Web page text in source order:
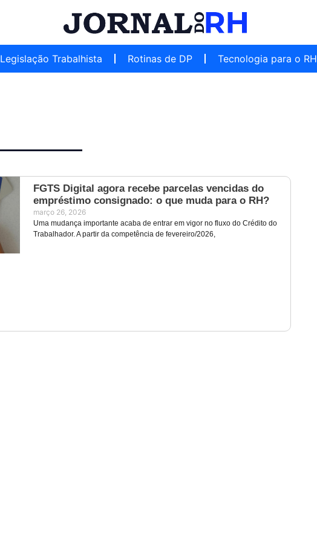
Legislação Trabalhista Rotinas de DP Tecnologia para o RH
FGTS Digital agora recebe parcelas vencidas do
empréstimo consignado: o que muda para o RH?
março 26, 2026
Uma mudança importante acaba de entrar em vigor no fluxo do Crédito do
Trabalhador. A partir da competência de fevereiro/2026,